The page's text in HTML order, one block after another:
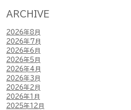
ARCHIVE
2026年8月
2026年7月
2026年6月
2026年5月
2026年4月
2026年3月
2026年2月
2026年1月
2025年12月